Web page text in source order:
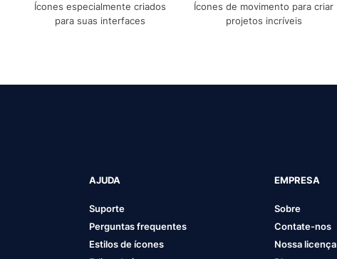
Ícones especialmente criados
para suas interfaces
Ícones de movimento para criar
projetos incríveis
AJUDA
Suporte
Perguntas frequentes
Estilos de ícones
EMPRESA
Sobre
Contate-nos
Nossa licença